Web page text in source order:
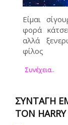
Είμαι
φορά
αλλά
φίλος
Συνέχεια..
ΣΥΝΤΑΓΉ
ΤΟΝ HARRY